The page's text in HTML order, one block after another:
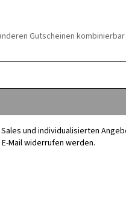
Gutscheinen kombinierbar
und individualisierten
Mail widerrufen werden.